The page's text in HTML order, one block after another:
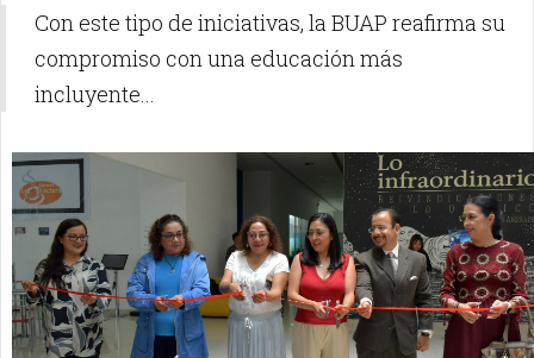
Con este tipo de iniciativas, la BUAP reafirma su
compromiso con una educación más
incluyente...